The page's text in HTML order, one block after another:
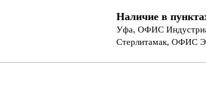
Наличие в
Уфа, ОФИС
Стерлитамак, ОФИС